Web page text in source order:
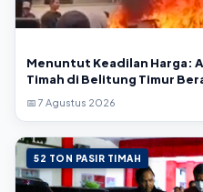
Menuntut Keadilan Harga:
Timah
📅 7 Agustus 2026
52 TON PASIR TIMAH